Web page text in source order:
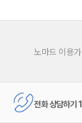
노마드 이용
전화 상담하